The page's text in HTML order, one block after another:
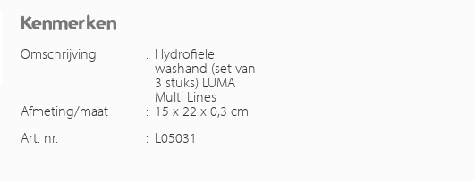
Kenmerken
Omschrijving : Hydrofiele
washand (set van
3 stuks) LUMA
Multi Lines
Afmeting/maat
: 15 x 22 x 0,3 cm
Art. nr.
: L05031